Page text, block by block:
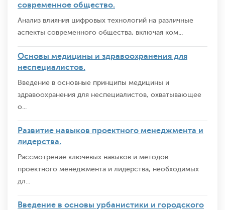
современное общество.
Анализ влияния цифровых технологий на различные
аспекты современного общества, включая ком...
Основы медицины и здравоохранения для
неспециалистов.
Введение в основные принципы медицины и
здравоохранения для неспециалистов, охватывающее
о...
Развитие навыков проектного менеджмента и
лидерства.
Рассмотрение ключевых навыков и методов
проектного менеджмента и лидерства, необходимых
дл...
Введение в основы урбанистики и городского